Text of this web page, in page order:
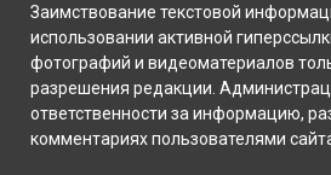
Заимствование текстовой
использовании активной
фотографий и видеоматериалов
разрешения редакции.
ответственности за информацию,
комментариях пользователями